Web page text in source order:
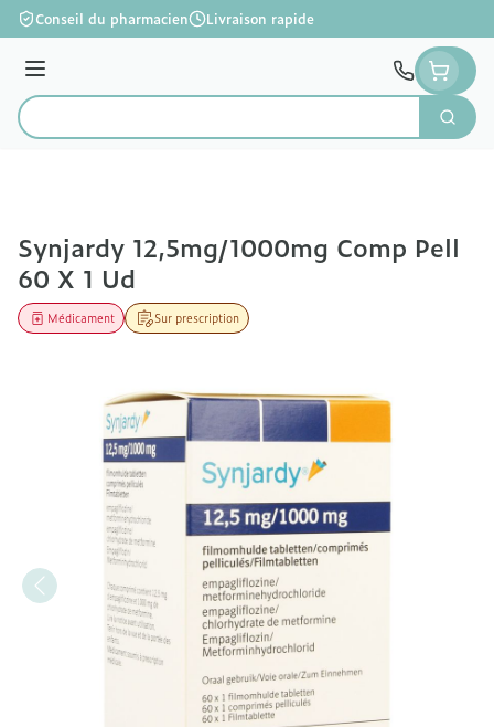
Aller au contenu
Conseil du pharmacien Livraison rapide
Menu
Rechercher
Synjardy 12,5mg/1000mg Comp Pell
60 X 1 Ud
Sur prescription
Médicament